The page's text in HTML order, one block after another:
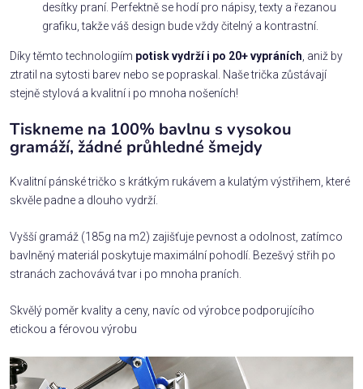
desítky praní. Perfektně se hodí pro nápisy, texty a řezanou
grafiku, takže váš design bude vždy čitelný a kontrastní.
Díky těmto technologiím potisk vydrží i po 20+ vypráních, aniž by
ztratil na sytosti barev nebo se popraskal. Naše trička zůstávají
stejně stylová a kvalitní i po mnoha nošeních!
Tiskneme na 100% bavlnu s vysokou
gramáží, žádné průhledné šmejdy
Kvalitní pánské tričko s krátkým rukávem a kulatým výstřihem, které
skvěle padne a dlouho vydrží.
Vyšší gramáž (185g na m2) zajišťuje pevnost a odolnost, zatímco
bavlněný materiál poskytuje maximální pohodlí. Bezešvý střih po
stranách zachovává tvar i po mnoha praních.
Skvělý poměr kvality a ceny, navíc od výrobce podporujícího
etickou a férovou výrobu